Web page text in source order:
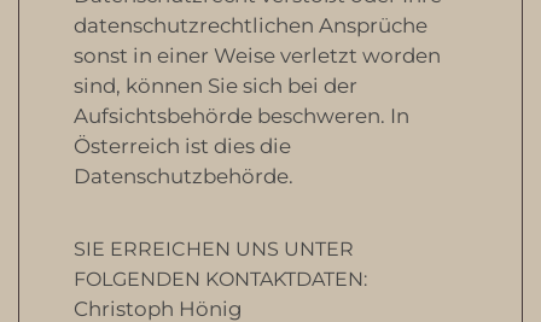
datenschutzrechtlichen Ansprüche
sonst in einer Weise verletzt worden
sind, können Sie sich bei der
Aufsichtsbehörde beschweren. In
Österreich ist dies die
Datenschutzbehörde.
SIE ERREICHEN UNS UNTER
FOLGENDEN KONTAKTDATEN:
Christoph Hönig